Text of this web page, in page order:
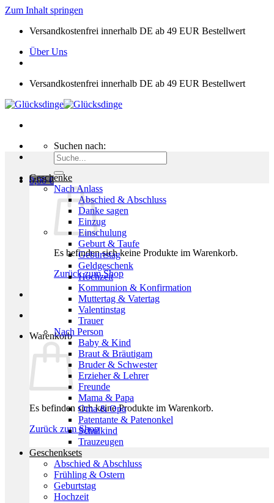
Zum Inhalt springen
Versandkostenfrei innerhalb DE ab 49 EUR Bestellwert
Über Uns
Versandkostenfrei innerhalb DE ab 49 EUR Bestellwert
Suchen nach:
0,00€
Es befinden sich keine Produkte im Warenkorb.
Zurück zum Shop
Warenkorb
Es befinden sich keine Produkte im Warenkorb.
Zurück zum Shop
Geschenke
Nach Anlass
Abschied & Abschluss
Danke sagen
Einzug
Einschulung
Geburt & Taufe
Geburtstag
Geldgeschenk
Hochzeit
Kommunion & Konfirmation
Muttertag & Vatertag
Valentinstag
Trauer
Nach Person
Baby & Kind
Braut & Bräutigam
Bruder & Schwester
Erzieher & Lehrer
Freunde
Mama & Papa
Oma & Opa
Patentante & Patenonkel
Schulkind
Trauzeugen
Geschenksets
Abschied & Abschluss
Frühling & Ostern
Geburtstag
Hochzeit